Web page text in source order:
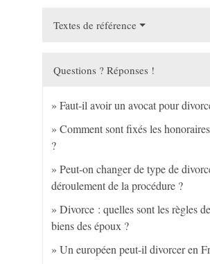
Textes de référence
Questions ? Réponses !
Faut-il avoir un avocat pour
Comment sont fixés les
?
Peut-on changer de type de
déroulement de la procédure ?
Divorce : quelles sont les règles
biens des époux ?
Un européen peut-il divorcer en